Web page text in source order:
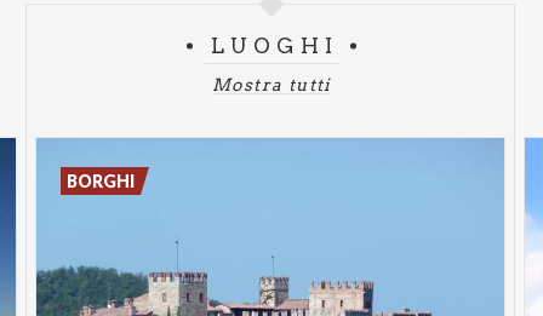
LUOGHI
Mostra tutti
BORGHI